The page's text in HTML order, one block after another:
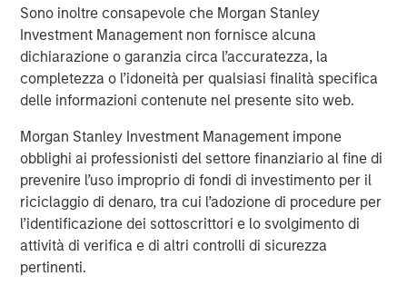
Sono inoltre consapevole che Morgan Stanley
Investment Management non fornisce alcuna
dichiarazione o garanzia circa l’accuratezza, la
completezza o l’idoneità per qualsiasi finalità specifica
delle informazioni contenute nel presente sito web.
Morgan Stanley Investment Management impone
obblighi ai professionisti del settore finanziario al fine di
prevenire l’uso improprio di fondi di investimento per il
riciclaggio di denaro, tra cui l’adozione di procedure per
l’identificazione dei sottoscrittori e lo svolgimento di
attività di verifica e di altri controlli di sicurezza
pertinenti.
knowledge and experience with respect to investing in
and managing infrastructure assets and leverage their
own senior-level relationships as well as the unparalleled
global network of Morgan Stanley to source investment
opportunities. For further information about Morgan
www.morganstanley.com/im/infrastructurepartners
About Morgan Stanley
Morgan Stanley (NYSE: MS) is a leading global financial
services firm providing a wide range of investment